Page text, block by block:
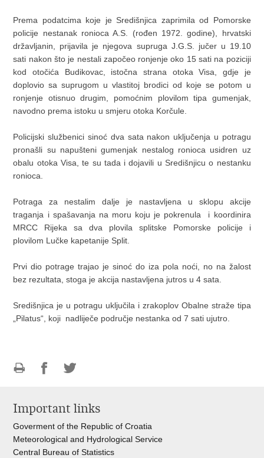
Prema podatcima koje je Središnjica zaprimila od Pomorske
policije nestanak ronioca A.S. (rođen 1972. godine), hrvatski
državljanin, prijavila je njegova supruga J.G.S. jučer u 19.10
sati nakon što je nestali započeo ronjenje oko 15 sati na poziciji
kod otočića Budikovac, istočna strana otoka Visa, gdje je
doplovio sa suprugom u vlastitoj brodici od koje se potom u
ronjenje otisnuo drugim, pomoćnim plovilom tipa gumenjak,
navodno prema istoku u smjeru otoka Korčule.
Policijski službenici sinoć dva sata nakon uključenja u potragu
pronašli su napušteni gumenjak nestalog ronioca usidren uz
obalu otoka Visa, te su tada i dojavili u Središnjicu o nestanku
ronioca.
Potraga za nestalim dalje je nastavljena u sklopu akcije
traganja i spašavanja na moru koju je pokrenula i koordinira
MRCC Rijeka sa dva plovila splitske Pomorske policije i
plovilom Lučke kapetanije Split.
Prvi dio potrage trajao je sinoć do iza pola noći, no na žalost
bez rezultata, stoga je akcija nastavljena jutros u 4 sata.
Središnjica je u potragu uključila i zrakoplov Obalne straže tipa
„Pilatus“, koji nadliječe područje nestanka od 7 sati ujutro.
page
FacebookTwitteru
Important links
Goverment of the Republic of Croatia
Meteorological and Hydrological Service
Central Bureau of Statistics